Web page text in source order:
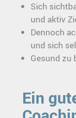
Sich
und aktiv
Dennoch
und sich
Gesund zu
Ein